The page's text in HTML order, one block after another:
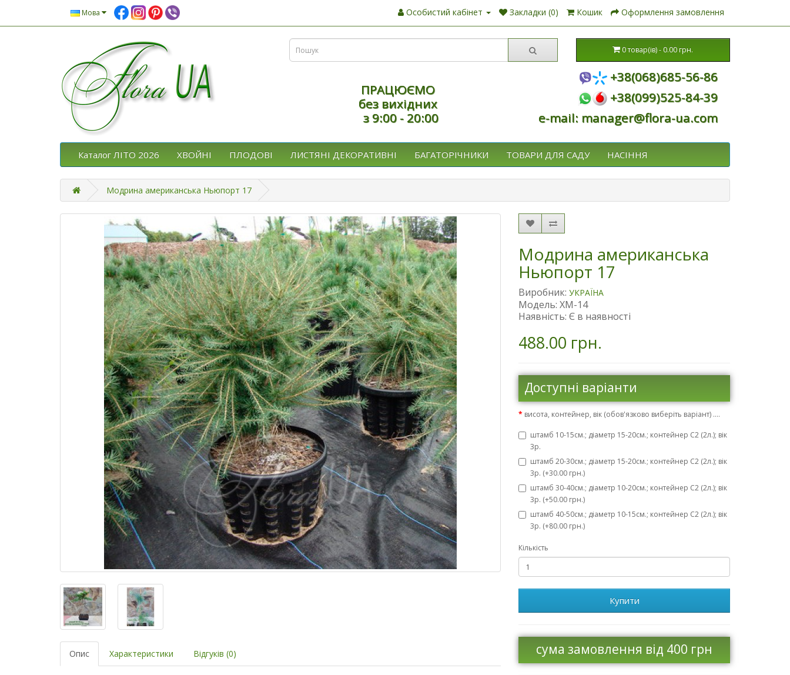
Мова Особистий кабінет Закладки (0) Кошик Оформлення замовлення
0 товар(ів) - 0.00 грн.
ПРАЦЮЄМО
без вихідних
з 9:00 - 20:00
+38(068)685-56-86
+38(099)525-84-39
e-mail: manager@flora-ua.com
Каталог ЛІТО 2026 ХВОЙНІ ПЛОДОВІ ЛИСТЯНІ ДЕКОРАТИВНІ БАГАТОРІЧНИКИ ТОВАРИ ДЛЯ САДУ НАСІННЯ
Модрина американська Ньюпорт 17
Опис Характеристики Відгуків (0)
Модрина американська
Ньюпорт 17
Виробник: УКРАЇНА
Модель: XM-14
Наявність: Є в наявності
488.00 грн.
Доступні варіанти
висота, контейнер, вік (обов'язково виберіть варіант) ....
штамб 10-15cм.; діаметр 15-20см.; контейнер С2 (2л.); вік
3р.
штамб 20-30см.; діаметр 15-20см.; контейнер С2 (2л.); вік
3р. (+30.00 грн.)
штамб 30-40см.; діаметр 10-20см.; контейнер С2 (2л.); вік
3р. (+50.00 грн.)
штамб 40-50см.; діаметр 10-15см.; контейнер С2 (2л.); вік
3р. (+80.00 грн.)
Кількість
Купити
сума замовлення від 400 грн